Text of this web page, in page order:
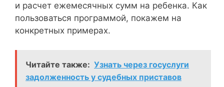
и расчет ежемесячных сумм на ребенка. Как
пользоваться программой, покажем на
конкретных примерах.
Читайте также: Узнать через госуслуги
задолженность у судебных приставов